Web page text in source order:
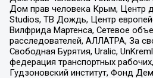
Дом прав человека Крым, Центр
Studios, ТВ Дождь, Центр
Вилфрида Мартенса, Сетевое
расследователей, АЛЛАТРА, За
Свободная Бурятия, Uralic,
федерация транспортных
Гудзоновский институт, Фонд